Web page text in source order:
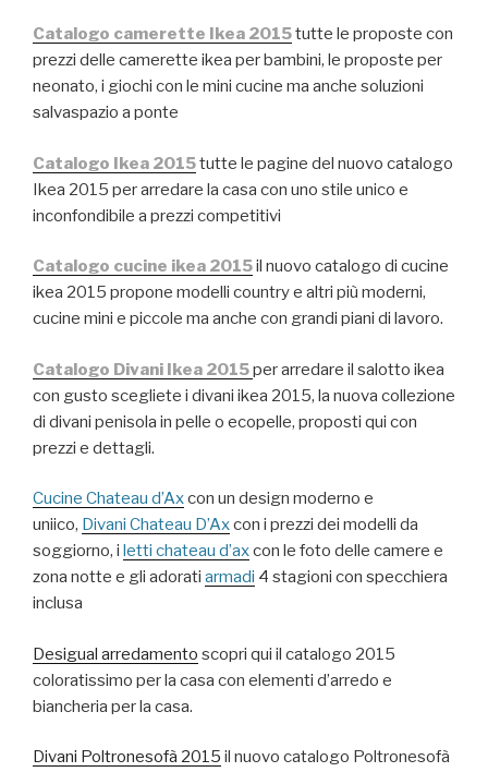
Catalogo camerette Ikea 2015tutte le proposte con
prezzi delle camerette ikea per bambini, le proposte per
neonato, i giochi con le mini cucine ma anche soluzioni
salvaspazio a ponte
Catalogo Ikea 2015tutte le pagine del nuovo catalogo
Ikea 2015 per arredare la casa con uno stile unico e
inconfondibile a prezzi competitivi
Catalogo cucine ikea 2015il nuovo catalogo di cucine
ikea 2015 propone modelli country e altri più moderni,
cucine mini e piccole ma anche con grandi piani di lavoro.
Catalogo Divani Ikea 2015per arredare il salotto ikea
con gusto scegliete i divani ikea 2015, la nuova collezione
di divani penisola in pelle o ecopelle, proposti qui con
prezzi e dettagli.
Cucine Chateau d’Axcon un design moderno e
uniico, Divani Chateau D’Axcon i prezzi dei modelli da
soggiorno, i letti chateau d’axcon le foto delle camere e
zona notte e gli adorati armadi 4 stagioni con specchiera
inclusa
Desigual arredamento scopri qui il catalogo 2015
coloratissimo per la casa con elementi d’arredo e
biancheria per la casa.
Divani Poltronesofà 2015 il nuovo catalogo Poltronesofà